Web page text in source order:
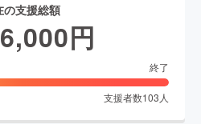
の支援総額
円
終了
支援者数103 人